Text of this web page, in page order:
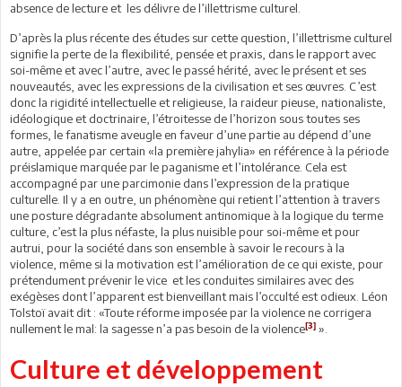
absence de lecture et les délivre de l’illettrisme culturel.
D’après la plus récente des études sur cette question, l’illettrisme culturel
signifie la perte de la flexibilité, pensée et praxis, dans le rapport avec
soi-même et avec l’autre, avec le passé hérité, avec le présent et ses
nouveautés, avec les expressions de la civilisation et ses œuvres. C’est
donc la rigidité intellectuelle et religieuse, la raideur pieuse, nationaliste,
idéologique et doctrinaire, l’étroitesse de l’horizon sous toutes ses
formes, le fanatisme aveugle en faveur d’une partie au dépend d’une
autre, appelée par certain «la première jahylia» en référence à la période
préislamique marquée par le paganisme et l’intolérance. Cela est
accompagné par une parcimonie dans l’expression de la pratique
culturelle. Il y a en outre, un phénomène qui retient l’attention à travers
une posture dégradante absolument antinomique à la logique du terme
culture, c’est la plus néfaste, la plus nuisible pour soi-même et pour
autrui, pour la société dans son ensemble à savoir le recours à la
violence, même si la motivation est l’amélioration de ce qui existe, pour
prétendument prévenir le vice et les conduites similaires avec des
exégèses dont l’apparent est bienveillant mais l’occulté est odieux. Léon
Tolstoï avait dit : «Toute réforme imposée par la violence ne corrigera
nullement le mal: la sagesse n’a pas besoin de la violence[3] ».
Culture et développement